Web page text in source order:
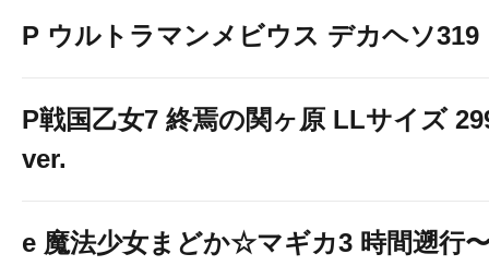
P ウルトラマンメビウス デカヘソ319
P戦国乙女7 終焉の関ヶ原 LLサイズ
ver.
e 魔法少女まどか☆マギカ3 時間遡行